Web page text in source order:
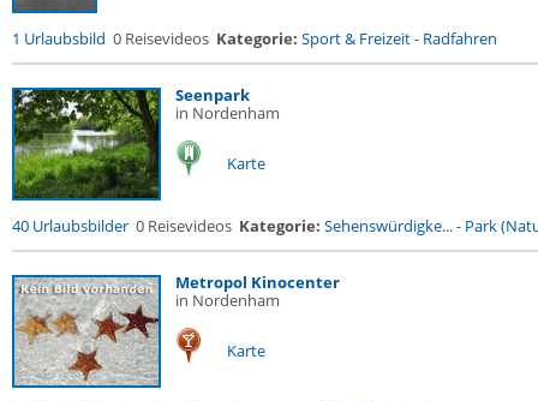
1 Urlaubsbild 0 Reisevideos Kategorie: Sport & Freizeit- Radfahren
Seenpark
in Nordenham
Karte
40 Urlaubsbilder 0 Reisevideos Kategorie: Sehenswürdigke...- Park
Metropol Kinocenter
in Nordenham
Karte